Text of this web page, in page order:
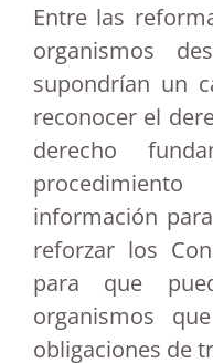
Entre las
organismos
supondrían un
reconocer el
derecho
información
reforzar los
para que
organismos
obligaciones de